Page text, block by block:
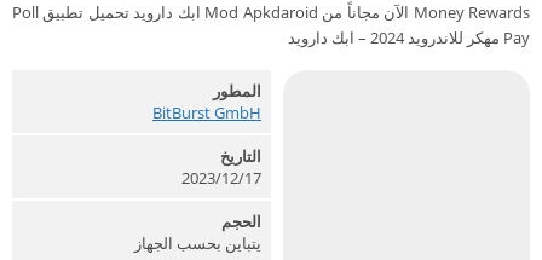
Money Rewards الآن مجاناً من Mod Apkdaroid ابك دارويد تحميل تطبيق Poll
Pay مهكر للاندرويد 2024 – ابك دارويد
المطور
BitBurst GmbH‏
التاريخ
2023/12/17
الحجم
يتباين بحسب الجهاز